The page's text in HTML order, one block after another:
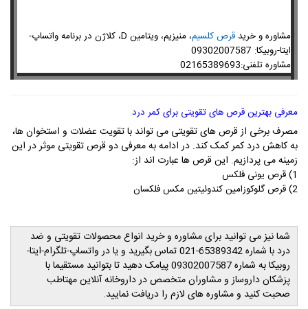
مشاوره و خرید قرص کلسیم
، منیزیم، ویتامین D، کلاژن در برنامه واتساپ-
ایتا-روبیکا: 09302007587
مشاوره تلفنی:02165389693
معرفی بهترین قرص های تقویتی برای کمر درد
مصرف برخی از قرص های تقویتی می تواند با تقویت عضلات و استخوان ها،
به کاهش درد کمر کمک کند. در ادامه به معرفی دو قرص تقویتی موثر در این
زمینه می پردازیم. این قرص ها عبارت اند از:
1) قرص یونی فلکس
2) قرص گلوکوزامین کندوئیتین‌ مکس فلکسان
شما نیز می توانید برای مشاوره و خرید انواع محصولات تقویتی و ضد
درد با شماره021-65389342تماس بگیرید و یا در واتساپ-تلگرام-ایتا-
روبیکا به شماره09302007587پیامک دهید تا بتوانید مستقیما با
پزشکان داروساز و مشاوران متخصص در داروخانه آنلاین مهتاطب
صحبت کنید و مشاوره های لازم را دریافت نمایید.